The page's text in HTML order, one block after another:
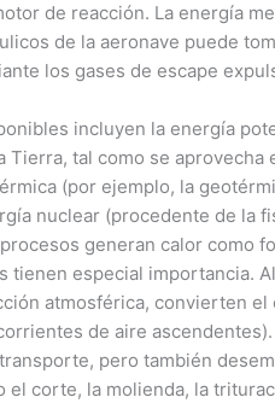
de reacción. La energía
de la aeronave puede
los gases de escape
incluyen la energía
Tierra, tal como se aprovecha
(por ejemplo, la
nuclear (procedente de la
generan calor como
tienen especial importancia.
atmosférica, convierten
de aire
pero también
el corte, la molienda, la